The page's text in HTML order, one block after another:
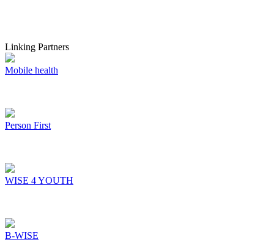
Linking Partners
Mobile health
Person First
WISE 4 YOUTH
B-WISE